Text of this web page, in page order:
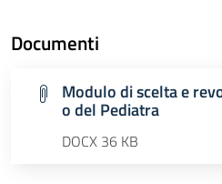
Documenti
Modulo di scelta e
o del Pediatra
DOCX 36 KB